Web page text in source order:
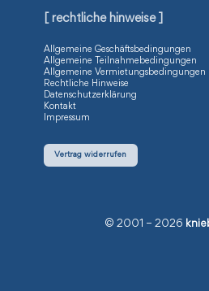
[ rechtliche hinweise ]
Allgemeine Geschäftsbedingungen
Allgemeine Teilnahmebedingungen
Allgemeine Vermietungsbedingungen
Rechtliche Hinweise
Datenschutzerklärung
Kontakt
Impressum
Vertrag widerrufen
© 2001 – 2026